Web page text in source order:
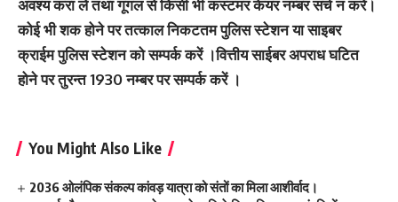
अवश्य करा लें तथा गूगल से किसी भी कस्टमर केयर नम्बर सर्च न करें।
कोई भी शक होने पर तत्काल निकटतम पुलिस स्टेशन या साइबर
क्राईम पुलिस स्टेशन को सम्पर्क करें ।वित्तीय साईबर अपराध घटित
होने पर तुरन्त 1930 नम्बर पर सम्पर्क करें ।
You Might Also Like
2036 ओलंपिक संकल्प कांवड़ यात्रा को संतों का मिला आशीर्वाद।